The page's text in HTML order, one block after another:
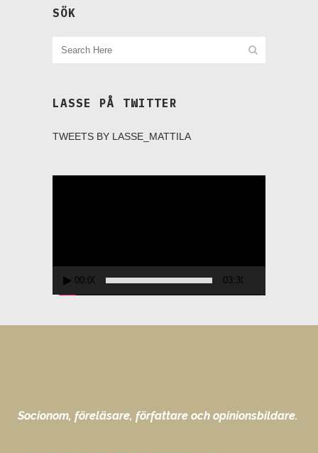
SÖK
LASSE PÅ TWITTER
TWEETS BY LASSE_MATTILA
00:00 03:30
Socionom, föreläsare, författare och opinionsbildare.